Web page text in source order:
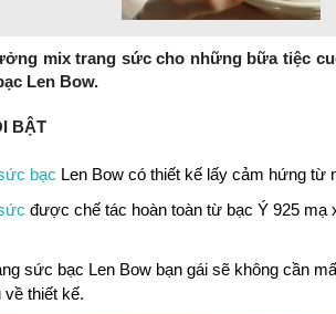
chuỗi ngọc trai Freshwater 18k, ngọc trai tròn
mix trang sức cho những bữa tiệc
Len Bow.
BẬT
bạc Len Bow có thiết kế lấy cảm hứng từ
được chế tác hoàn toàn từ bạc Ý 925 mạ
sức bạc Len Bow bạn gái sẽ không cần
về thiết kế.